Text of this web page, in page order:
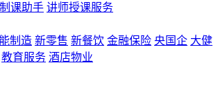
课助手 讲师授课服务
制造 新零售 新餐饮 金融保险 央国企 大健
教育服务 酒店物业